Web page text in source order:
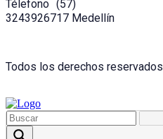
Télefono (57)
3243926717 Medellín
Todos los derechos reservados